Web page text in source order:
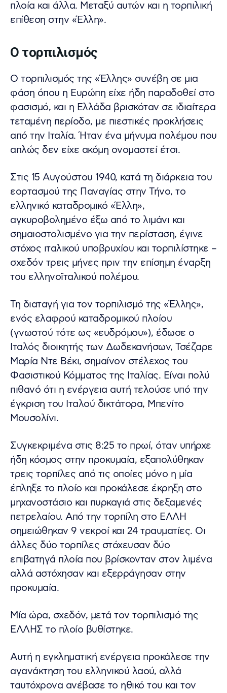
πλοία και άλλα. Μεταξύ αυτών και η τορπιλική
επίθεση στην «Έλλη».
Ο τορπιλισμός
Ο τορπιλισμός της «Έλλης» συνέβη σε μια
φάση όπου η Ευρώπη είχε ήδη παραδοθεί στο
φασισμό, και η Ελλάδα βρισκόταν σε ιδιαίτερα
τεταμένη περίοδο, με πιεστικές προκλήσεις
από την Ιταλία. Ήταν ένα μήνυμα πολέμου που
απλώς δεν είχε ακόμη ονομαστεί έτσι.
Στις 15 Αυγούστου 1940, κατά τη διάρκεια του
εορτασμού της Παναγίας στην Τήνο, το
ελληνικό καταδρομικό «Έλλη»,
αγκυροβολημένο έξω από το λιμάνι και
σημαιοστολισμένο για την περίσταση, έγινε
στόχος ιταλικού υποβρυχίου και τορπιλίστηκε –
σχεδόν τρεις μήνες πριν την επίσημη έναρξη
του ελληνοϊταλικού πολέμου.
Τη διαταγή για τον τορπιλισμό της «Έλλης»,
ενός ελαφρού καταδρομικού πλοίου
(γνωστού τότε ως «ευδρόμου»), έδωσε ο
Ιταλός διοικητής των Δωδεκανήσων, Τσέζαρε
Μαρία Ντε Βέκι, σημαίνον στέλεχος του
Φασιστικού Κόμματος της Ιταλίας. Είναι πολύ
πιθανό ότι η ενέργεια αυτή τελούσε υπό την
έγκριση του Ιταλού δικτάτορα, Μπενίτο
Μουσολίνι.
Συγκεκριμένα στις 8:25 το πρωί, όταν υπήρχε
ήδη κόσμος στην προκυμαία, εξαπολύθηκαν
τρεις τορπίλες από τις οποίες μόνο η μία
έπληξε το πλοίο και προκάλεσε έκρηξη στο
μηχανοστάσιο και πυρκαγιά στις δεξαμενές
πετρελαίου. Από την τορπίλη στο ΕΛΛΗ
σημειώθηκαν 9 νεκροί και 24 τραυματίες. Οι
άλλες δύο τορπίλες στόχευσαν δύο
επιβατηγά πλοία που βρίσκονταν στον λιμένα
αλλά αστόχησαν και εξερράγησαν στην
προκυμαία.
Μία ώρα, σχεδόν, μετά τον τορπιλισμό της
ΕΛΛΗΣ το πλοίο βυθίστηκε.
Αυτή η εγκληματική ενέργεια προκάλεσε την
αγανάκτηση του ελληνικού λαού, αλλά
ταυτόχρονα ανέβασε το ηθικό του και τον